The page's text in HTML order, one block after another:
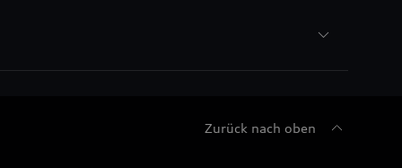
Zurück nach oben